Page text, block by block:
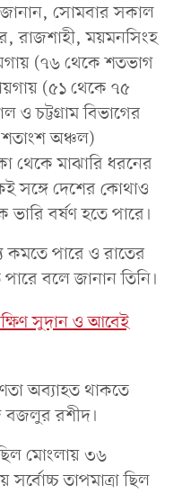
সোমবার সকাল
রাজশাহী, ময়মনসিংহ
(৭৬ থেকে শতভাগ
(৫১ থেকে ৭৫
চট্টগ্রাম বিভাগের
অঞ্চল)
থেকে মাঝারি ধরনের
সঙ্গে দেশের কোথাও
বর্ষণ হতে পারে।
কমতে পারে ও রাতের
পারে বলে জানান তিনি।
সুদান ও আবেই
অব্যাহত থাকতে
বজলুর রশীদ।
ছিল মোংলায় ৩৬
তাপমাত্রা ছিল